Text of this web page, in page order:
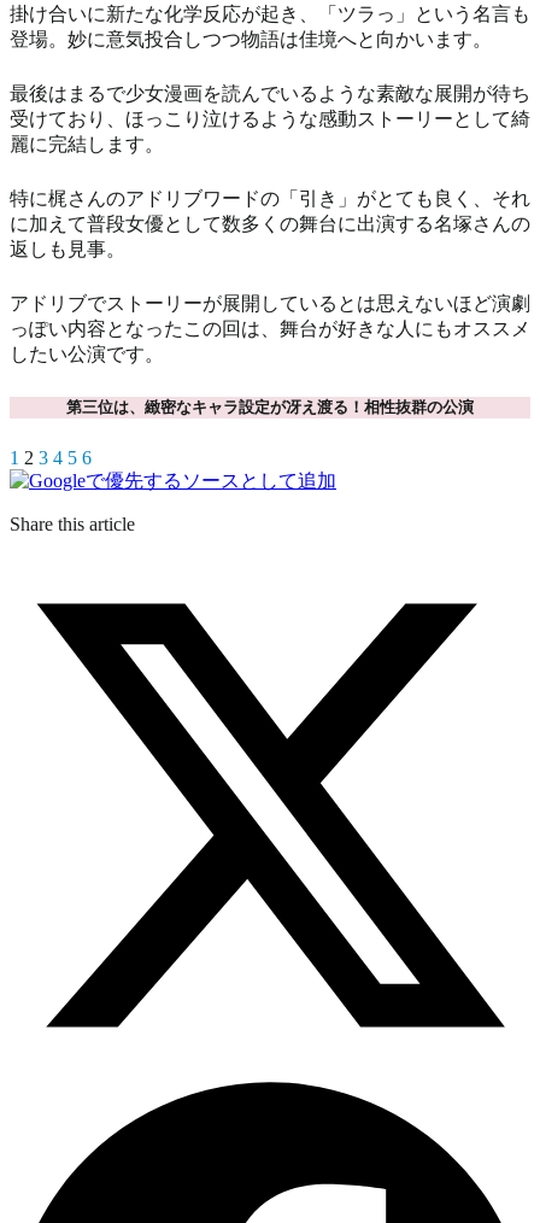
掛け合いに新たな化学反応が起き、「ツラっ」という名言も
登場。妙に意気投合しつつ物語は佳境へと向かいます。
最後はまるで少女漫画を読んでいるような素敵な展開が待ち
受けており、ほっこり泣けるような感動ストーリーとして綺
麗に完結します。
特に梶さんのアドリブワードの「引き」がとても良く、それ
に加えて普段女優として数多くの舞台に出演する名塚さんの
返しも見事。
アドリブでストーリーが展開しているとは思えないほど演劇
っぽい内容となったこの回は、舞台が好きな人にもオススメ
したい公演です。
第三位は、緻密なキャラ設定が冴え渡る！相性抜群の公演
1 2 3 4 5 6
Share this article